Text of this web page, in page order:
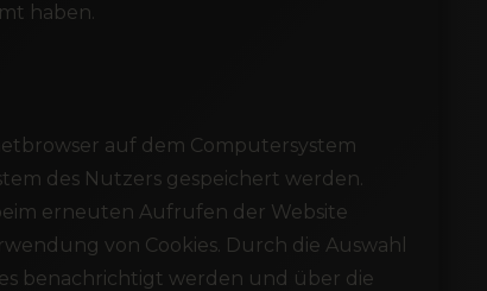
haben.
auf dem Computersystem
des Nutzers gespeichert werden.
erneuten Aufrufen der Website
von Cookies. Durch die Auswahl
benachrichtigt werden und über die